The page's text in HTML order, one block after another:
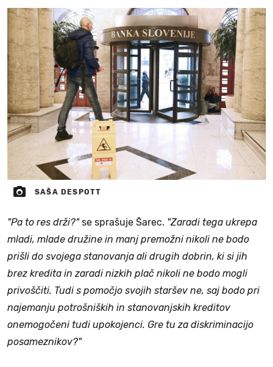
SAŠA DESPOTT
"Pa to res drži?"se sprašuje Šarec. "Zaradi tega ukrepa
mladi, mlade družine in manj premožni nikoli ne bodo
prišli do svojega stanovanja ali drugih dobrin, ki si jih
brez kredita in zaradi nizkih plač nikoli ne bodo mogli
privoščiti. Tudi s pomočjo svojih staršev ne, saj bodo pri
najemanju potrošniških in stanovanjskih kreditov
onemogočeni tudi upokojenci. Gre tu za diskriminacijo
posameznikov?"